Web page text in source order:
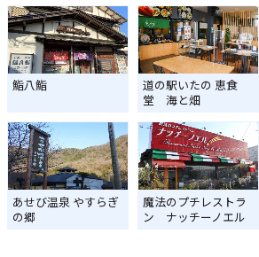
鮨八鮨
道の駅いたの 恵食
堂 海と畑
あせび温泉 やすらぎ
の郷
魔法のプチレストラ
ン ナッチーノエル